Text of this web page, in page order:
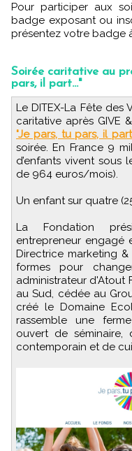
Pour participer aux
badge exposant ou
présentez votre badge
Soirée caritative au
pars, il part..."
Le DITEX-La Fête des Voyages renoue avec sa tradition
caritative après GIVE
"Je pars, tu pars, il
soirée. En France 9
d’enfants vivent sous
de 964 euros/mois).
Un enfant sur quatre
La Fondation
entrepreneur engagé
Directrice marketing
formes pour
administrateur d'Atout
au Sud, cédée au
créé le Domaine
rassemble une
ouvert de séminaire,
contemporain et de